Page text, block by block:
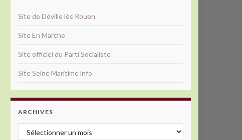
Site de Déville lès Rouen
Site En Marche
Site officiel du Parti Socialiste
Site Seine Maritime info
ARCHIVES
Archives